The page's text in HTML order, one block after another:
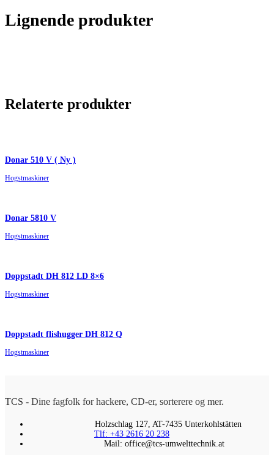
Lignende produkter
Relaterte produkter
Donar 510 V ( Ny )
Hogstmaskiner
Donar 5810 V
Hogstmaskiner
Doppstadt DH 812 LD 8×6
Hogstmaskiner
Doppstadt flishugger DH 812 Q
Hogstmaskiner
TCS - Dine fagfolk for hackere, CD-er, sorterere og mer.
Holzschlag 127, AT-7435 Unterkohlstätten
Tlf: +43 2616 20 238
Mail: office@tcs-umwelttechnik.at